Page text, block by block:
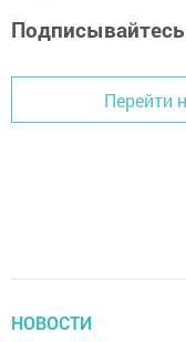
Перейти
НОВОСТИ